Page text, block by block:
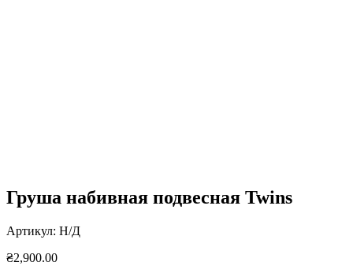
Груша набивная подвесная Twins
Артикул: Н/Д
₴2,900.00